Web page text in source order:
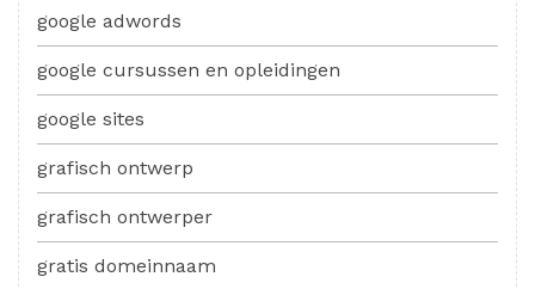
google adwords
google cursussen en opleidingen
google sites
grafisch ontwerp
grafisch ontwerper
gratis domeinnaam